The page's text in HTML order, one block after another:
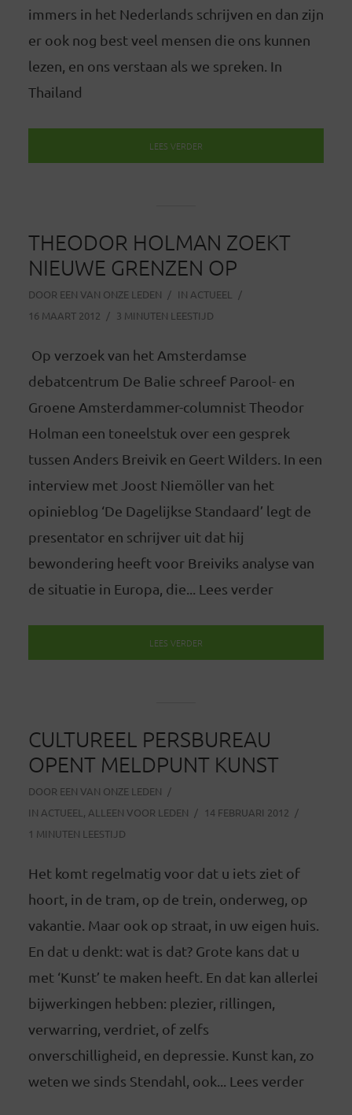
immers in het Nederlands schrijven en dan zijn
er ook nog best veel mensen die ons kunnen
lezen, en ons verstaan als we spreken. In
Thailand
LEES VERDER
THEODOR HOLMAN ZOEKT
NIEUWE GRENZEN OP
DOOR EEN VAN ONZE LEDEN IN ACTUEEL
16 MAART 2012
3 MINUTEN LEESTIJD
Op verzoek van het Amsterdamse
debatcentrum De Balie schreef Parool- en
Groene Amsterdammer-columnist Theodor
Holman een toneelstuk over een gesprek
tussen Anders Breivik en Geert Wilders. In een
interview met Joost Niemöller van het
opinieblog ‘De Dagelijkse Standaard’ legt de
presentator en schrijver uit dat hij
bewondering heeft voor Breiviks analyse van
de situatie in Europa, die... Lees verder
LEES VERDER
CULTUREEL PERSBUREAU
OPENT MELDPUNT KUNST
DOOR EEN VAN ONZE LEDEN
IN ACTUEEL , ALLEEN VOOR LEDEN
14 FEBRUARI 2012
1 MINUTEN LEESTIJD
Het komt regelmatig voor dat u iets ziet of
hoort, in de tram, op de trein, onderweg, op
vakantie. Maar ook op straat, in uw eigen huis.
En dat u denkt: wat is dat? Grote kans dat u
met ‘Kunst’ te maken heeft. En dat kan allerlei
bijwerkingen hebben: plezier, rillingen,
verwarring, verdriet, of zelfs
onverschilligheid, en depressie. Kunst kan, zo
weten we sinds Stendahl, ook... Lees verder